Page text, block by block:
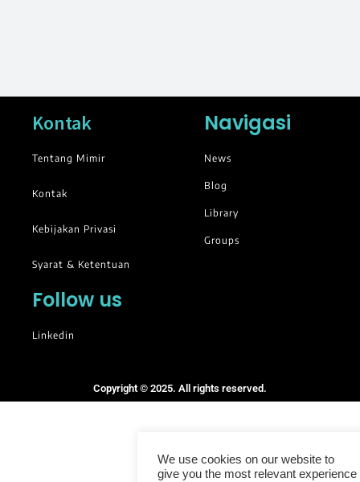
Kontak
Tentang Mimir
Kontak
Kebijakan Privasi
Syarat & Ketentuan
Navigasi
News
Blog
Library
Groups
Follow us
Linkedin
Copyright © 2025. All rights reserved.
We use cookies on our website to
give you the most relevant experience